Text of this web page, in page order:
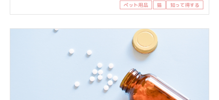
ペット用品 猫 知って得する